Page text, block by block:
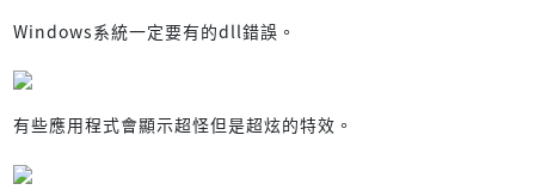
Windows系統一定要有的dll錯誤。
有些應用程式會顯示超怪但是超炫的特效。